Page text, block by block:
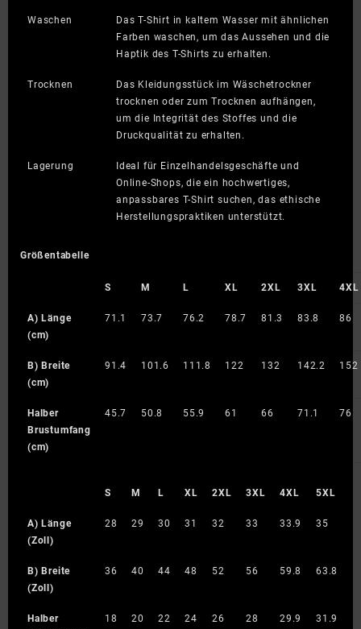
Waschen
Das T-Shirt in kaltem Wasser mit ähnlichen
Farben waschen, um das Aussehen und die
Haptik des T-Shirts zu erhalten.
Trocknen
Das Kleidungsstück im Wäschetrockner
trocknen oder zum Trocknen aufhängen,
um die Integrität des Stoffes und die
Druckqualität zu erhalten.
Lagerung
Ideal für Einzelhandelsgeschäfte und
Online-Shops, die ein hochwertiges,
anpassbares T-Shirt suchen, das ethische
Herstellungspraktiken unterstützt.
Größentabelle
S M L XL 2XL 3XL 4XL
A) Länge
(cm)
71.1 73.7 76.2 78.7 81.3 83.8 86
B) Breite
(cm)
91.4 101.6 111.8 122 132 142.2 152
Halber
Brustumfang
(cm)
45.7 50.8 55.9 61 66 71.1 76
S M L XL 2XL 3XL 4XL 5XL
A) Länge
(Zoll)
28 29 30 31 32 33 33.9 35
B) Breite
(Zoll)
36 40 44 48 52 56 59.8 63.8
Halber
18 20 22 24 26 28 29.9 31.9